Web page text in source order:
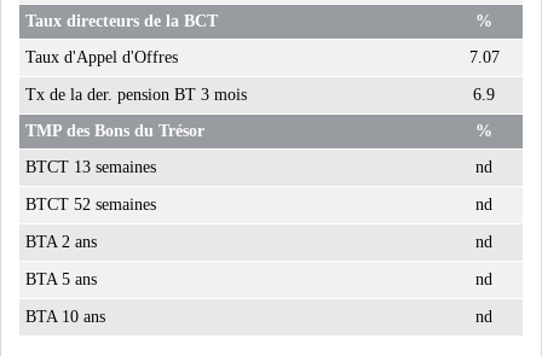
Taux directeurs de la BCT
%
Taux d'Appel d'Offres
7.07
Tx de la der. pension BT 3 mois
6.9
TMP des Bons du Trésor
%
BTCT 13 semaines
nd
BTCT 52 semaines nd
BTA 2 ans nd
BTA 5 ans nd
BTA 10 ans nd